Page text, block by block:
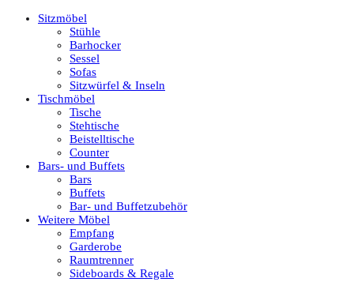
Sitzmöbel
Stühle
Barhocker
Sessel
Sofas
Sitzwürfel & Inseln
Tischmöbel
Tische
Stehtische
Beistelltische
Counter
Bars- und Buffets
Bars
Buffets
Bar- und Buffetzubehör
Weitere Möbel
Empfang
Garderobe
Raumtrenner
Sideboards & Regale